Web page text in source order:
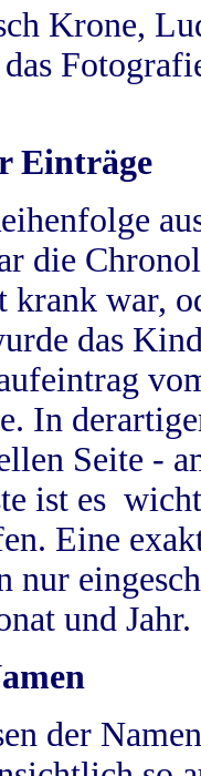
Krone,
Einträge
die
krank war,
das
In
Seite -
ist es
Eine
nur
und Jahr.
der